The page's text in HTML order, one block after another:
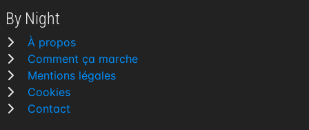
By Night
À propos
Comment ça marche
Mentions légales
Cookies
Contact